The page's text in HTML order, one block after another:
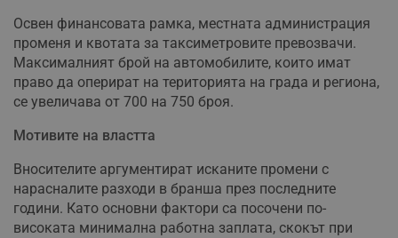
Освен финансовата рамка, местната администрация
променя и квотата за таксиметровите превозвачи.
Максималният брой на автомобилите, които имат
право да оперират на територията на града и региона,
се увеличава от 700 на 750 броя.
Мотивите на властта
Вносителите аргументират исканите промени с
нарасналите разходи в бранша през последните
години. Като основни фактори са посочени по-
високата минимална работна заплата, скокът при